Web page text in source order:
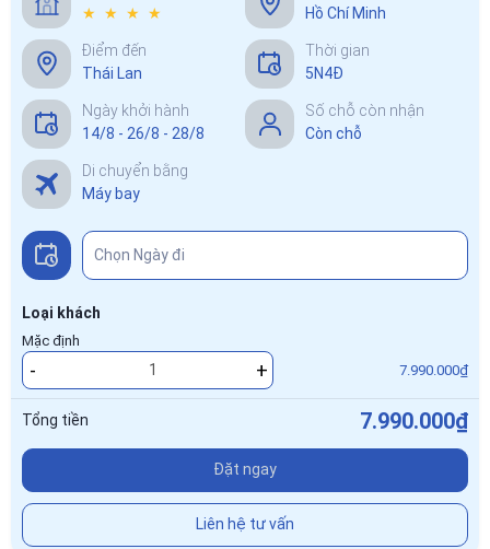
★ ★ ★ ★
Hồ Chí Minh
Điểm đến
Thái Lan
Thời gian
5N4Đ
Ngày khởi hành
14/8 - 26/8 - 28/8
Số chỗ còn nhận
Còn chỗ
Di chuyển bằng
Máy bay
Loại khách
Mặc định
- + 7.990.000₫
Tổng tiền 7.990.000₫
Đặt ngay
Liên hệ tư vấn